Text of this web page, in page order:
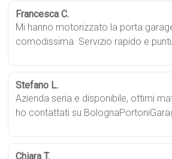
Francesca C.
Mi hanno motorizzato la porta
comodissima. Servizio rapido e
Stefano L.
Azienda seria e disponibile, ottimi
ho contattati su
Chiara T.